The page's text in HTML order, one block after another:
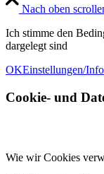
Nach oben
Ich stimme den
dargelegt sind
OKEinstellungen/
Cookie- und
Wie wir Cookies